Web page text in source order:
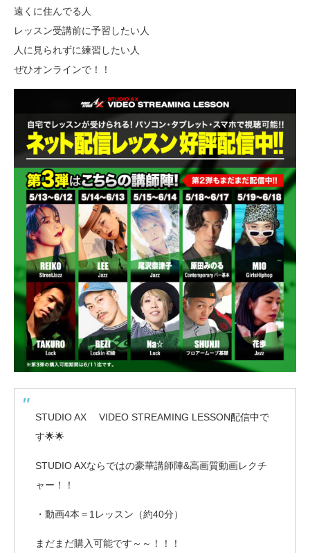
遠くに住んでる人
レッスン受講前に予習したい人
人に見られずに練習したい人
ぜひオンラインで！！‬
STUDIO AX VIDEO STREAMING LESSON配信中で
す🌟🌟
STUDIO AXならではの豪華講師陣&高画質動画レクチ
ャー！！
・動画4本＝1レッスン（約40分）
まだまだ購入可能です～～！！！